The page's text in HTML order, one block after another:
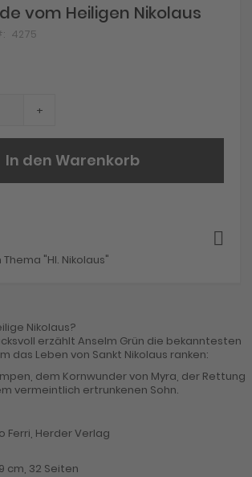
vom Heiligen Nikolaus
4275
+
In den Warenkorb
"Hl. Nikolaus"
Nikolaus?
erzählt Anselm Grün die bekanntesten
das Leben von Sankt Nikolaus ranken:
dem Kornwunder von Myra, der Rettung
vermeintlich ertrunkenen Sohn.
Ferri, Herder Verlag
cm, 32 Seiten